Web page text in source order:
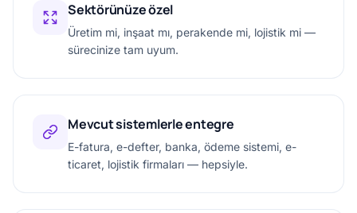
Sektörünüze özel
Üretim mi, inşaat mı, perakende mi, lojistik mi —
sürecinize tam uyum.
Mevcut sistemlerle entegre
E-fatura, e-defter, banka, ödeme sistemi, e-
ticaret, lojistik firmaları — hepsiyle.